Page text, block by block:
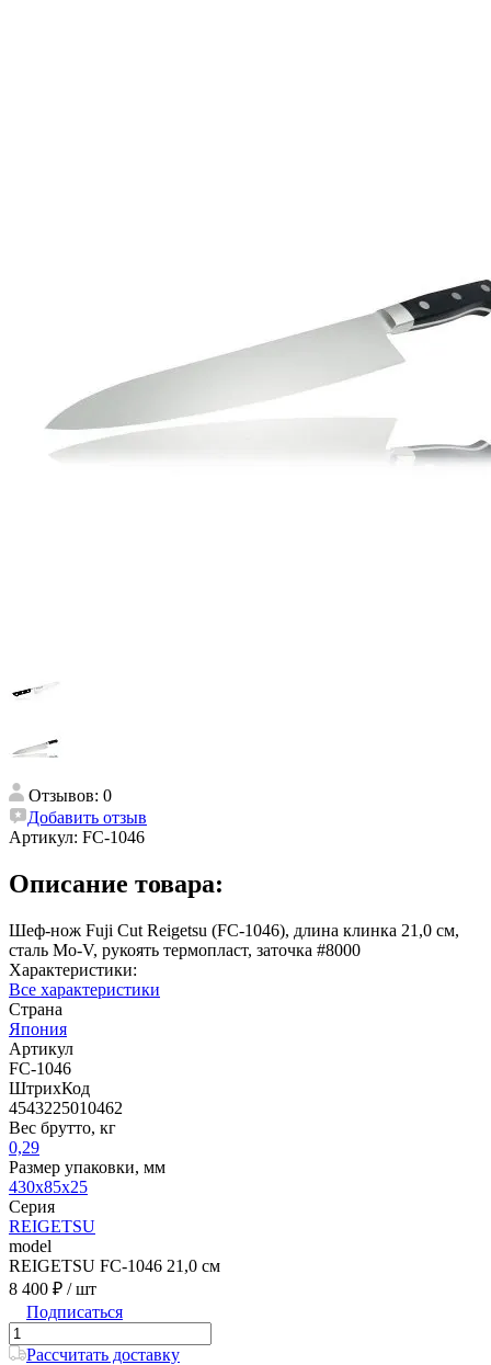
Отзывов: 0
Добавить отзыв
Артикул: FC-1046
Описание товара:
Шеф-нож Fuji Cut Reigetsu (FC-1046), длина клинка 21,0 см,
сталь Мо-V, рукоять термопласт, заточка #8000
Характеристики:
Все характеристики
Страна
Япония
Артикул
FC-1046
ШтрихКод
4543225010462
Вес брутто, кг
0,29
Размер упаковки, мм
430x85x25
Серия
REIGETSU
model
REIGETSU FC-1046 21,0 см
8 400 ₽ / шт
Подписаться
Рассчитать доставку